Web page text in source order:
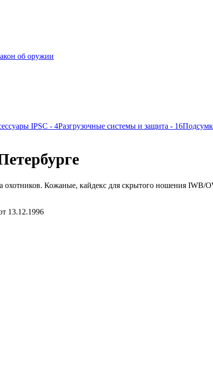
об оружии
IPSC - 4Разгрузочные системы и защита - 16
Кожаные, кайдекс для скрытого ношения IWB/
13.12.1996